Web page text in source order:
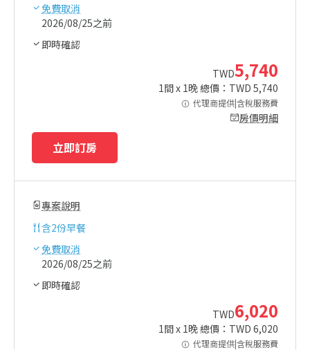
免費取消
2026/08/25之前
即時確認
TWD5,740
1間 x 1晚 總價：TWD 5,740
代理商提供|含稅服務費
房價明細
立即訂房
專案說明
含2份早餐
免費取消
2026/08/25之前
即時確認
TWD6,020
1間 x 1晚 總價：TWD 6,020
代理商提供|含稅服務費